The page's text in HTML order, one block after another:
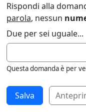
Rispondi alla
parola, nessun
Due per sei uguale...
Questa domanda è per